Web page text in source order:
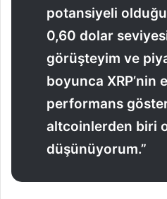
potansiyeli
0,60 dolar
görüşteyim ve
boyunca XRP’nin
performans
altcoinlerden biri
düşünüyorum.”